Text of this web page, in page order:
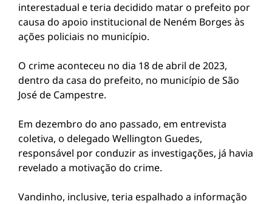
interestadual e teria decidido matar o prefeito por
causa do apoio institucional de Neném Borges às
ações policiais no município.
O crime aconteceu no dia 18 de abril de 2023,
dentro da casa do prefeito, no município de São
José de Campestre.
Em dezembro do ano passado, em entrevista
coletiva, o delegado Wellington Guedes,
responsável por conduzir as investigações, já havia
revelado a motivação do crime.
Vandinho, inclusive, teria espalhado a informação